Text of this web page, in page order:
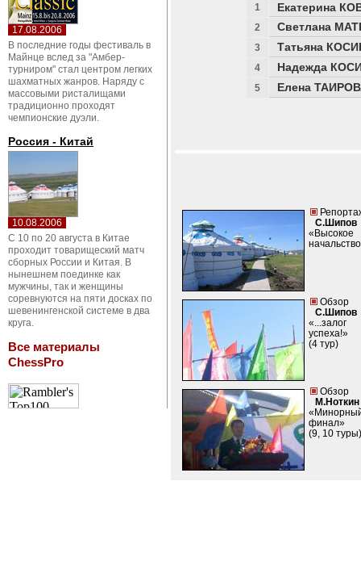
17.08.2006
В последние годы фестиваль в
Майнце вслед за "Амбер-
турниром" стал центром легких
шахматных жанров. Наряду с
массовыми ристалищами
традиционно проходят
чемпионские дуэли.
Россия - Китай
10.08.2006
С 10 по 20 августа в Китае
проходит товарищеский матч
сборных России и Китая. В
нынешнем поединке как
мужчины, так и женщины
соревнуются на пяти досках по
шевенингенской системе в два
круга.
Все материалы
ChessPro
1 Екатерина
2 Светлана
3 Татьяна
4 Надежда
5 Елена
С.Шипов
«Высокое
Обзор
С.Шипов
«...залог
успеха!»
(4 тур)
Обзор
М.Ноткин
финал»
(9, 10 туры)